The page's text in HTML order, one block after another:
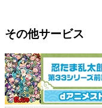
その他サービス